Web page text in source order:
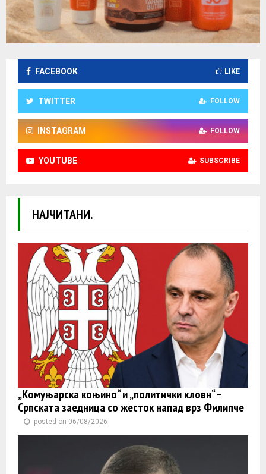
FACEBOOK LIKE
TWITTER FOLLOW
INSTAGRAM FOLLOW
YOUTUBE SUBSCRIBE
НАЈЧИТАНИ.
„Комуњарска коњино“ и „политички кловн“ –
Српската заедница со жесток напад врз Филипче
posted on 06/08/2026